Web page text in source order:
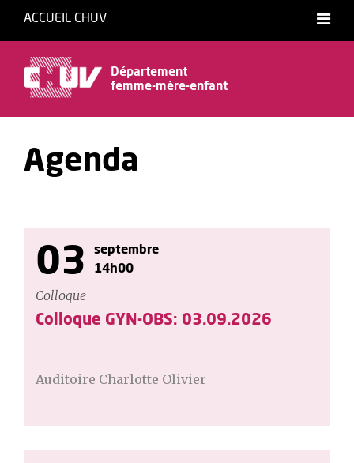
ACCUEIL CHUV
Département
femme-mère-enfant
Agenda
03
septembre
14h00
Colloque
Colloque GYN-OBS: 03.09.2026
Auditoire Charlotte Olivier